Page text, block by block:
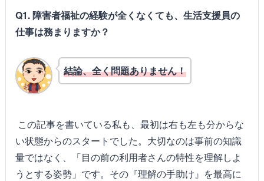
Q1. 障害者福祉の経験が全くなくても、生活支援員の
仕事は務まりますか？
結論、全く問題ありません！
この記事を書いている私も、最初は右も左も分からな
い状態からのスタートでした。大切なのは事前の知識
量ではなく、「目の前の利用者さんの特性を理解しよ
うとする姿勢」です。その『理解の手助け』を最高に